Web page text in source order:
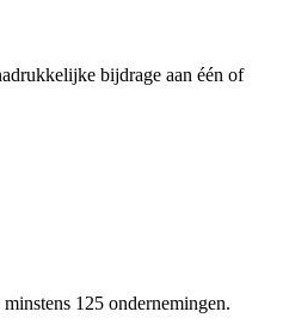
bijdrage aan één of
125 ondernemingen.